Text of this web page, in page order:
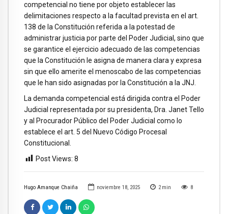
Hugo Amanque Chaiña noviembre 18, 2025 2 min 8
competencial no tiene por objeto establecer las
delimitaciones respecto a la facultad prevista en el art.
138 de la Constitución referida a la potestad de
administrar justicia por parte del Poder Judicial, sino que
se garantice el ejercicio adecuado de las competencias
que la Constitución le asigna de manera clara y expresa
sin que ello amerite el menoscabo de las competencias
que le han sido asignadas por la Constitución a la JNJ.
La demanda competencial está dirigida contra el Poder
Judicial representada por su presidenta, Dra. Janet Tello
y al Procurador Público del Poder Judicial como lo
establece el art. 5 del Nuevo Código Procesal
Constitucional.
Post Views: 8